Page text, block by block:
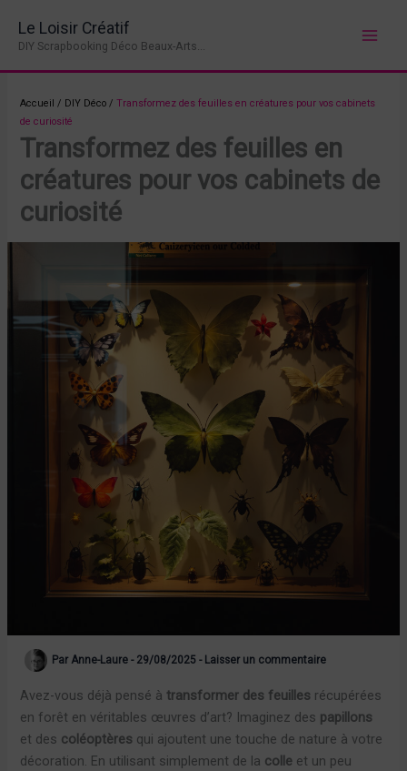
contenu
Le Loisir Créatif
DIY Scrapbooking Déco Beaux-Arts...
Accueil / DIY Déco /Transformez des feuilles en créatures pour vos cabinets
de curiosité
Transformez des feuilles en
créatures pour vos cabinets de
curiosité
Par Anne-Laure- 29/08/2025- Laisser un commentaire
Avez-vous déjà pensé àtransformer des feuilles récupérées
en forêt en véritables œuvres d’art? Imaginez des papillons
et des coléoptères qui ajoutent une touche de nature à votre
décoration. En utilisant simplement de la colle et un peu